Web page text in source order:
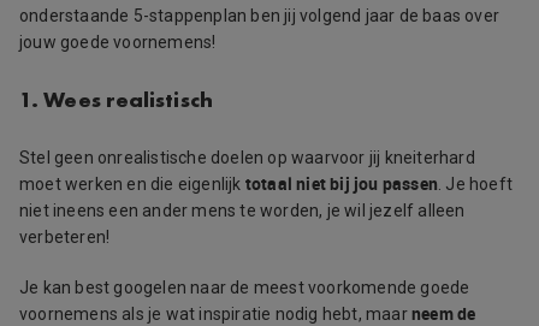
onderstaande 5-stappenplan ben jij volgend jaar de baas over
jouw goede voornemens!
1. Wees realistisch
Stel geen onrealistische doelen op waarvoor jij kneiterhard
moet werken en die eigenlijk totaal niet bij jou passen . Je hoeft
niet ineens een ander mens te worden, je wil jezelf alleen
verbeteren!
Je kan best googelen naar de meest voorkomende goede
voornemens als je wat inspiratie nodig hebt, maarneem de